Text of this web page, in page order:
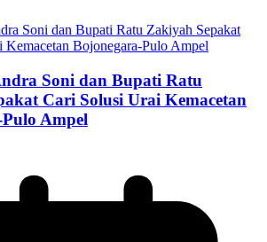
Soni dan Bupati Ratu
Cari Solusi Urai Kemacetan
Ampel